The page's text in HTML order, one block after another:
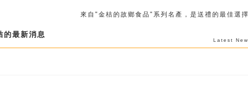
來自"金桔的故鄉食品"系列名產，是送禮的最佳選擇
的最新消息
Latest